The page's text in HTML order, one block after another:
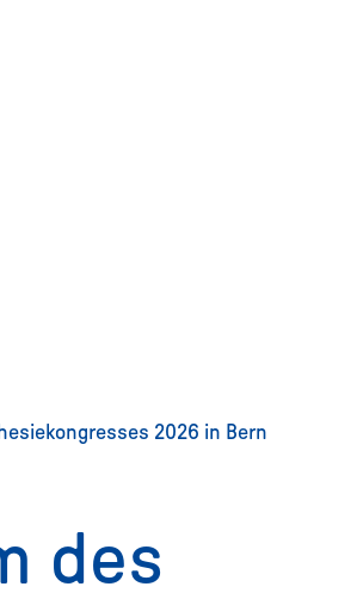
2026 in Bern
des